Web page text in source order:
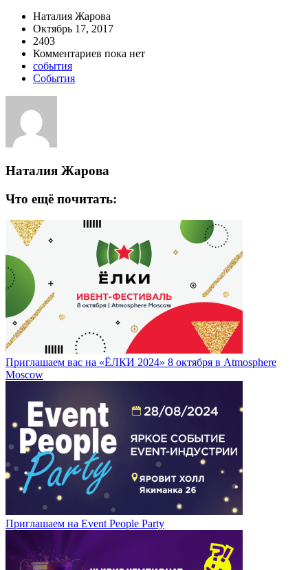
Наталия Жарова
Октябрь 17, 2017
2403
Комментариев пока нет
события
События
Наталия Жарова
Что ещё почитать:
Приглашаем вас на «ЁЛКИ 2024» 8 октября в Atmosphere
Moscow
Приглашаем на Event People Party